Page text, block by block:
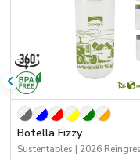
Botella Fizzy